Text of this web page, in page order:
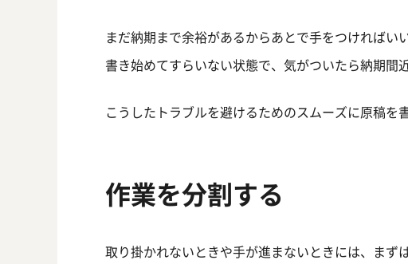
まだ納期まで余裕があるからあとで手をつければい
書き始めてすらいない状態で、気がついたら納期間
こうしたトラブルを避けるためのスムーズに原稿を
作業を分割する
取り掛かれないときや手が進まないときには、まず